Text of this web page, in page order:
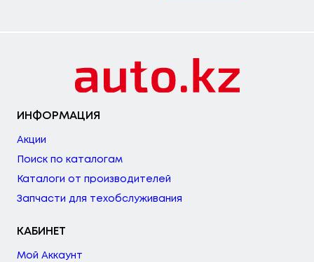
ИНФОРМАЦИЯ
Акции
Поиск по каталогам
Каталоги от производителей
Запчасти для техобслуживания
КАБИНЕТ
Мой Аккаунт